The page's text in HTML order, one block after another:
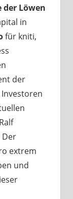
der Löwen
in
für kniti,
der
Der
extrem
und